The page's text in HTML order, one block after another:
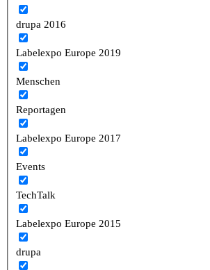
drupa 2016
Labelexpo Europe 2019
Menschen
Reportagen
Labelexpo Europe 2017
Events
TechTalk
Labelexpo Europe 2015
drupa